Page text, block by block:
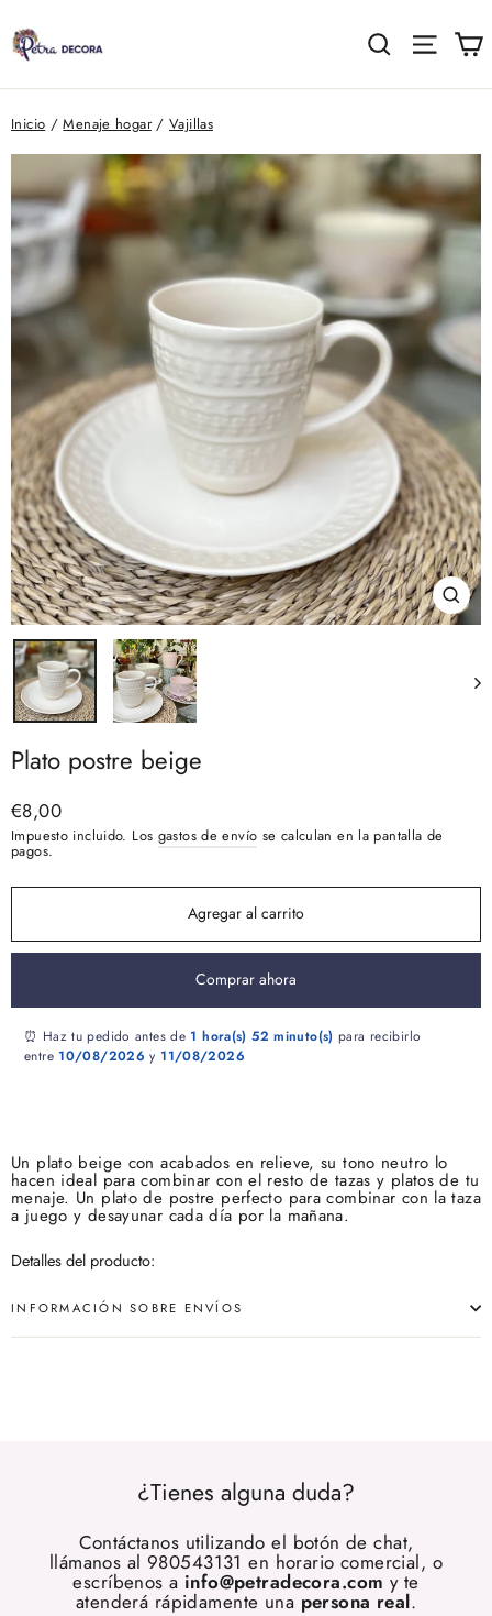
directamente
contenido
Buscar
Inicio / Menaje hogar / Vajillas
(esc)
Plato postre beige
Precio
habitual
€8,00
Impuesto incluido. Los gastos de envío se calculan en la pantalla de
pagos.
Agregar al carrito
Comprar ahora
⏰ Haz tu pedido antes de1 hora(s) 52 minuto(s) para recibirlo
entre10/08/2026 y11/08/2026
Un plato beige con acabados en relieve, su tono neutro lo
hacen ideal para combinar con el resto de tazas y platos de tu
menaje. Un plato de postre perfecto para combinar con la taza
a juego y desayunar cada día por la mañana.
Detalles del producto:
INFORMACIÓN SOBRE ENVÍOS
¿Tienes alguna duda?
Contáctanos utilizando el botón de chat,
llámanos al 980543131 en horario comercial, o
escríbenos a info@petradecora.com y te
atenderá rápidamente una persona real.